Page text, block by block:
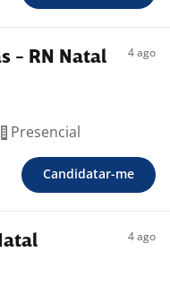
- RN Natal 4 ago
Presencial
Candidatar-me
4 ago